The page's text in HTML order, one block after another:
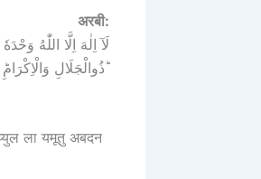
अरबी:
لَآ اِلٰهَ اِلَّا اللّٰهُ
ذُوالْجَلَالِ وَالْاِكْرَامِؕ بيده الْخَيْرُ وهو عَلٰى كُلِّ شَىْءٍ قَدِیْرٌ ؕ
ला यमूतु अबदन